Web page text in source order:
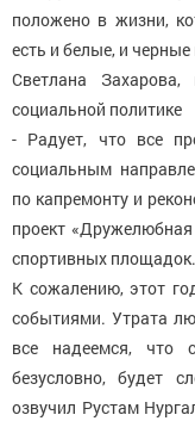
положено в жизни,
есть и белые, и
Светлана Захарова,
социальной политике
- Радует, что все
социальным
по капремонту и
проект «Дружелюбная
спортивных площадок.
К сожалению, этот
событиями. Утрата
все надеемся, что
безусловно, будет
озвучил Рустам